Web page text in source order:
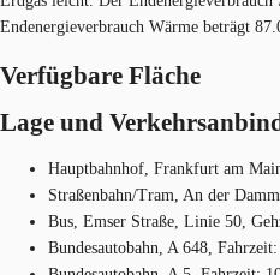
Endenergieverbrauch Wärme beträgt
Verfügbare Fläche
Lage und
Hauptbahnhof, Frankfurt am
Straßenbahn/Tram, An der
Bus, Emser Straße, Linie 50,
Bundesautobahn, A 648,